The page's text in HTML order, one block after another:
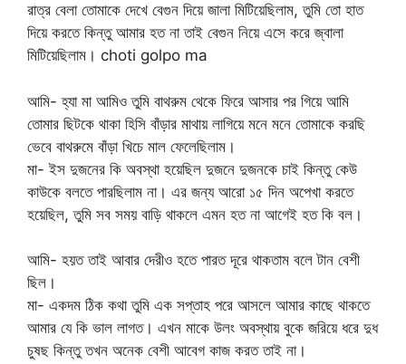
রাত্র বেলা তোমাকে দেখে বেগুন দিয়ে জালা মিটিয়েছিলাম, তুমি তো হাত
দিয়ে করতে কিন্তু আমার হত না তাই বেগুন নিয়ে এসে করে জ্বালা
মিটিয়েছিলাম। choti golpo ma
আমি- হ্যা মা আমিও তুমি বাথরুম থেকে ফিরে আসার পর গিয়ে আমি
তোমার ছিটকে থাকা হিসি বাঁড়ার মাথায় লাগিয়ে মনে মনে তোমাকে করছি
ভেবে বাথরুমে বাঁড়া খিচে মাল ফেলেছিলাম।
মা- ইস দুজনের কি অবস্থা হয়েছিল দুজনে দুজনকে চাই কিন্তু কেউ
কাউকে বলতে পারছিলাম না। এর জন্য আরো ১৫ দিন অপেখা করতে
হয়েছিল, তুমি সব সময় বাড়ি থাকলে এমন হত না আগেই হত কি বল।
আমি- হয়ত তাই আবার দেরীও হতে পারত দূরে থাকতাম বলে টান বেশী
ছিল।
মা- একদম ঠিক কথা তুমি এক সপ্তাহ পরে আসলে আমার কাছে থাকতে
আমার যে কি ভাল লাগত। এখন মাকে উলং অবস্থায় বুকে জরিয়ে ধরে দুধ
চুষছ কিন্তু তখন অনেক বেশী আবেগ কাজ করত তাই না।